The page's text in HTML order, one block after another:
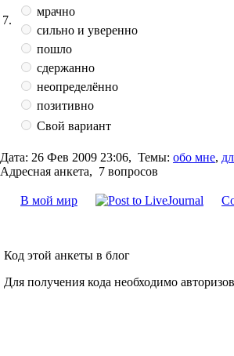
7.
мрачно
сильно и уверенно
пошло
сдержанно
неопределённо
позитивно
Свой вариант
Дата: 26 Фев 2009 23:06, Темы: обо мне,
Адресная анкета, 7 вопросов
В мой мир
Код этой анкеты в блог
Для получения кода необходимо